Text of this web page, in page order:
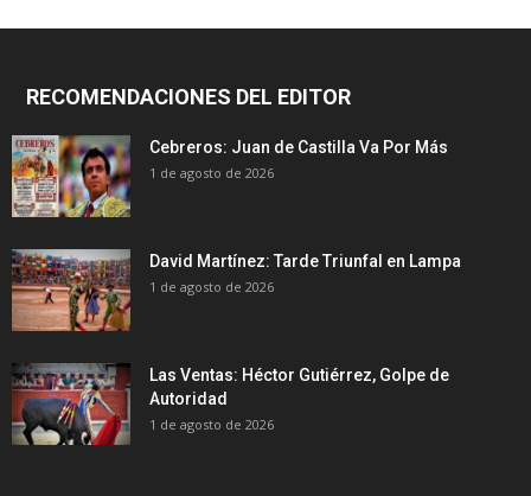
RECOMENDACIONES DEL EDITOR
Cebreros: Juan de Castilla Va Por Más
1 de agosto de 2026
David Martínez: Tarde Triunfal en Lampa
1 de agosto de 2026
Las Ventas: Héctor Gutiérrez, Golpe de
Autoridad
1 de agosto de 2026